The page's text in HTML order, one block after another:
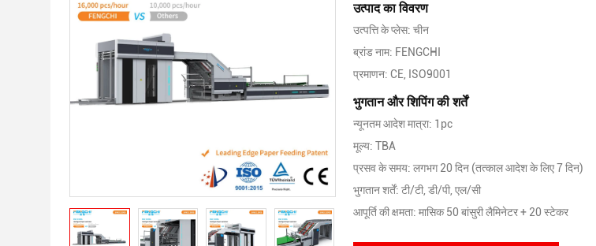
उत्पाद का विवरण
उत्पत्ति के प्लेस: चीन
ब्रांड नाम: FENGCHI
प्रमाणन: CE, ISO9001
भुगतान और शिपिंग की शर्तें
न्यूनतम आदेश मात्रा: 1pc
मूल्य: TBA
प्रसव के समय: लगभग 20 दिन (तत्काल आदेश के लिए 7 दिन)
भुगतान शर्तें: टी/टी, डी/पी, एल/सी
आपूर्ति की क्षमता: मासिक 50 बांसुरी लैमिनेटर + 20 स्टेकर